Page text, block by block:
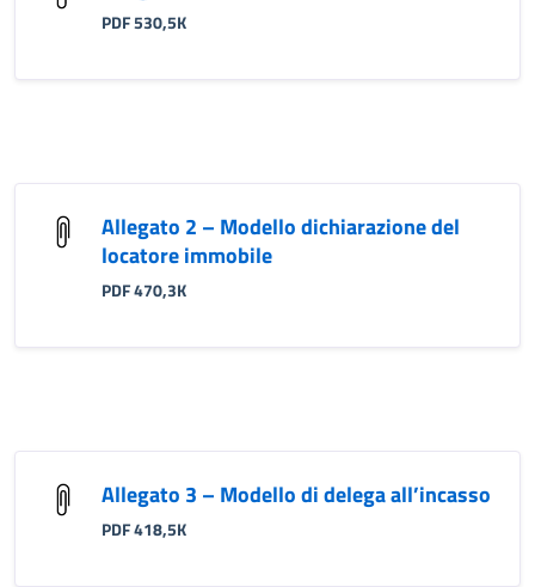
PDF 530,5K
Allegato 2 – Modello dichiarazione del
locatore immobile
PDF 470,3K
Allegato 3 – Modello di delega all’incasso
PDF 418,5K